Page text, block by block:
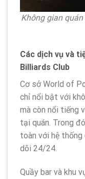
Không gian
Các dịch vụ và
Billiards Club
Cơ sở World of
chỉ nổi bật với
mà còn nổi tiếng
tại quán. Trong
toàn với hệ
dõi 24/24.
Quầy bar và khu